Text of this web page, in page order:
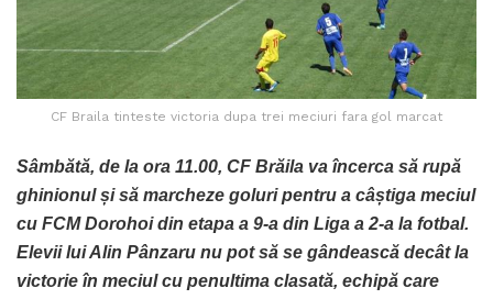
CF Braila tinteste victoria dupa trei meciuri fara gol marcat
Sâmbătă, de la ora 11.00, CF Brăila va încerca să rupă
ghinionul și să marcheze goluri pentru a câștiga meciul
cu FCM Dorohoi din etapa a 9-a din Liga a 2-a la fotbal.
Elevii lui Alin Pânzaru nu pot să se gândească decât la
victorie în meciul cu penultima clasată, echipă care